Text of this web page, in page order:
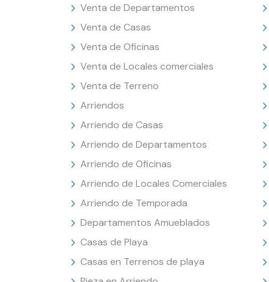
Venta de Departamentos
Venta de Casas
Venta de Oficinas
Venta de Locales comerciales
Venta de Terreno
Arriendos
Arriendo de Casas
Arriendo de Departamentos
Arriendo de Oficinas
Arriendo de Locales Comerciales
Arriendo de Temporada
Departamentos Amueblados
Casas de Playa
Casas en Terrenos de playa